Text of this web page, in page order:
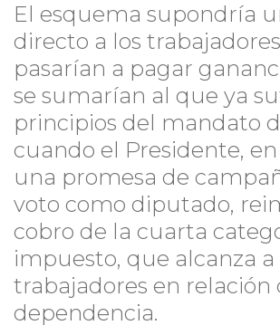
El esquema supondría
directo a los
pasarían a pagar
se sumarían al que ya
principios del mandato
cuando el Presidente,
una promesa de
voto como diputado,
cobro de la cuarta
impuesto, que alcanza a
trabajadores en relación
dependencia.